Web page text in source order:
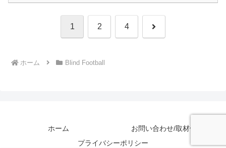
1 2 4 次
ホーム Blind Football
ホーム
お問い合わせ/取材依頼
プライバシーポリシー